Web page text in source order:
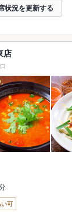
状況を更新する
店
可